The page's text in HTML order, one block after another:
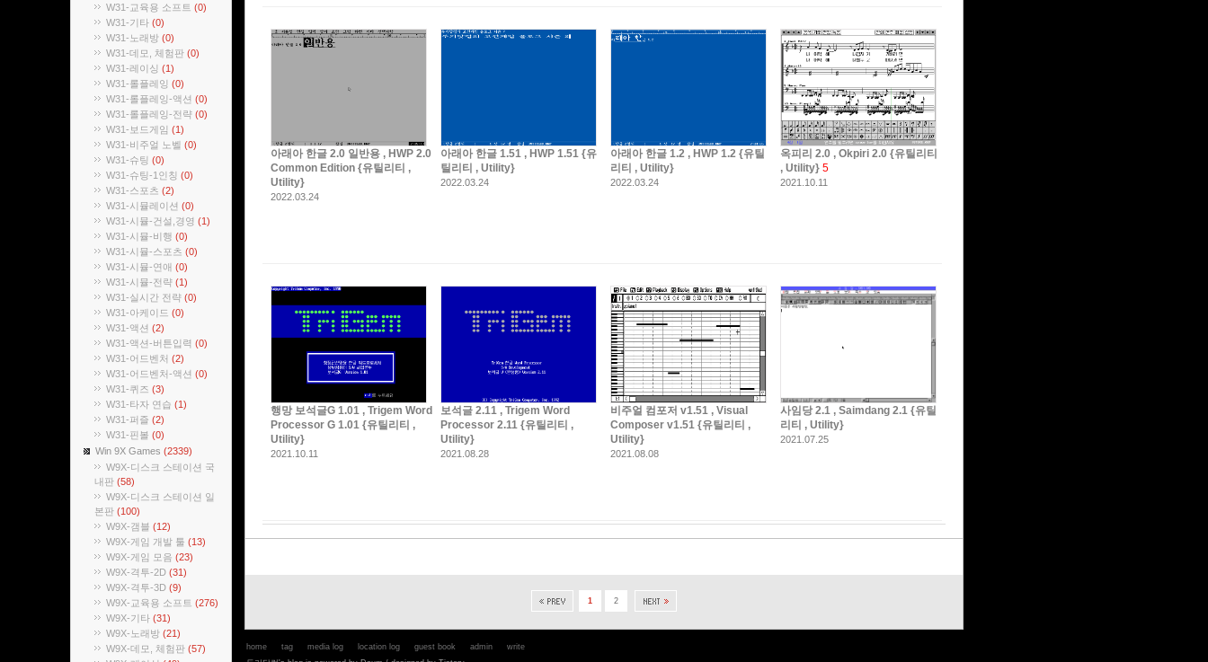
W31-교육용 소프트 (0)
W31-기타 (0)
W31-노래방 (0)
W31-데모, 체험판 (0)
W31-레이싱 (1)
W31-롤플레잉 (0)
W31-롤플레잉-액션 (0)
W31-롤플레잉-전략 (0)
W31-보드게임 (1)
W31-비주얼 노벨 (0)
W31-슈팅 (0)
W31-슈팅-1인칭 (0)
W31-스포츠 (2)
W31-시뮬레이션 (0)
W31-시뮬-건설,경영 (1)
W31-시뮬-비행 (0)
W31-시뮬-스포츠 (0)
W31-시뮬-연애 (0)
W31-시뮬-전략 (1)
W31-실시간 전략 (0)
W31-아케이드 (0)
W31-액션 (2)
W31-액션-버튼입력 (0)
W31-어드벤처 (2)
W31-어드벤처-액션 (0)
W31-퀴즈 (3)
W31-타자 연습 (1)
W31-퍼즐 (2)
W31-핀볼 (0)
Win 9X Games (2339)
W9X-디스크 스테이션 국
내판 (58)
W9X-디스크 스테이션 일
본판 (100)
W9X-갬블 (12)
W9X-게임 개발 툴 (13)
W9X-게임 모음 (23)
W9X-격투-2D (31)
W9X-격투-3D (9)
W9X-교육용 소프트 (276)
W9X-기타 (31)
W9X-노래방 (21)
W9X-데모, 체험판 (57)
아래아 한글 2.0 일반용 , HWP 2.0
Common Edition {유틸리티 ,
Utility}
2022.03.24
아래아 한글 1.51 , HWP 1.51 {유
틸리티 , Utility}
2022.03.24
아래아 한글 1.2 , HWP 1.2 {유틸
리티 , Utility}
2022.03.24
옥피리 2.0 , Okpiri 2.0 {유틸리티
, Utility} 5
2021.10.11
행망 보석글G 1.01 , Trigem Word
Processor G 1.01 {유틸리티 ,
Utility}
2021.10.11
보석글 2.11 , Trigem Word
Processor 2.11 {유틸리티 ,
Utility}
2021.08.28
비주얼 컴포저 v1.51 , Visual
Composer v1.51 {유틸리티 ,
Utility}
2021.08.08
사임당 2.1 , Saimdang 2.1 {유틸
리티 , Utility}
2021.07.25
1 2
home tag media log location log guest book admin
write